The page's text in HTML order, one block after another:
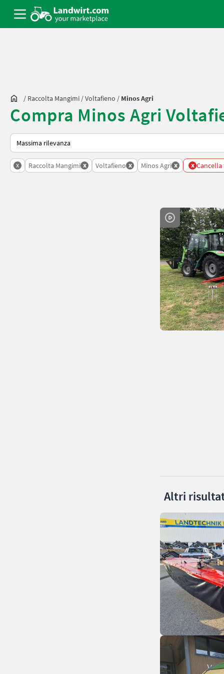
/ Raccolta Mangimi /Voltafieno / Minos Agri
Compra Minos Agri
Ecco come viene ordinato su Landwirt.com
x Raccolta Mangimi x Voltafieno x Minos Agri x x
Altri